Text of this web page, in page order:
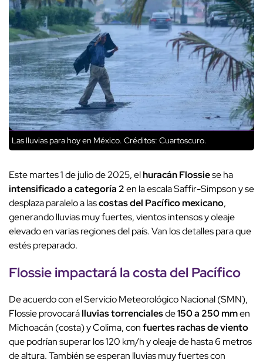
Las lluvias para hoy en México. Créditos: Cuartoscuro.
Este martes 1 de julio de 2025, elhuracán Flossiese ha
intensificado a categoría 2en la escala Saffir-Simpson y se
desplaza paralelo a lascostas del Pacífico mexicano,
generando lluvias muy fuertes, vientos intensos y oleaje
elevado en varias regiones del país. Van los detalles para que
estés preparado.
Flossie impactará la costa del Pacífico
De acuerdo con el Servicio Meteorológico Nacional (SMN),
Flossie provocarálluvias torrencialesde150 a 250 mmen
Michoacán (costa) y Colima, confuertes rachas de viento
que podrían superar los 120 km/h y oleaje de hasta 6 metros
de altura. También se esperan lluvias muy fuertes con